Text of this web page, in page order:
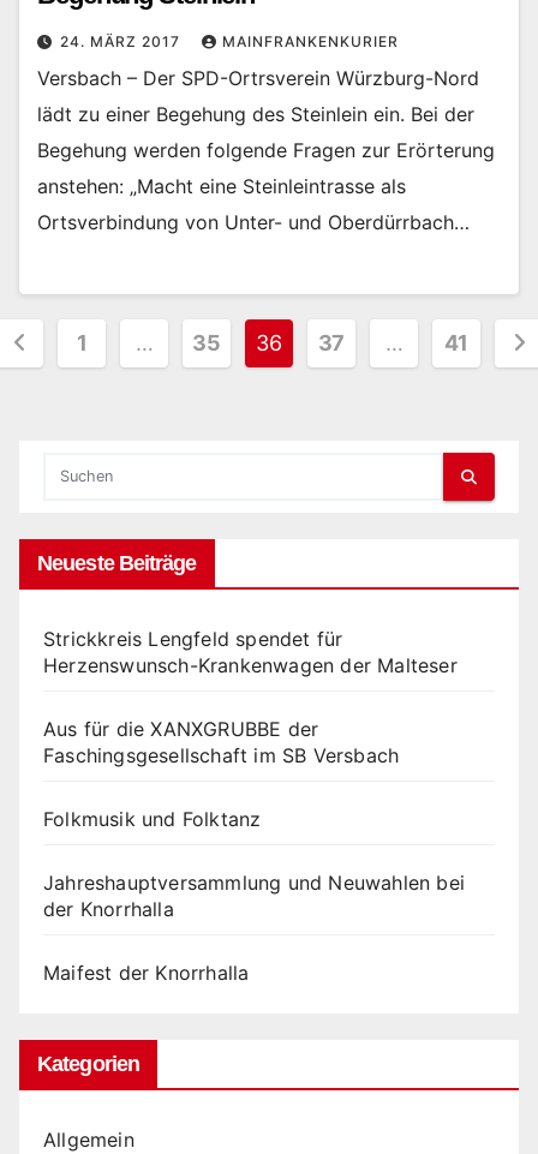
24. MÄRZ 2017 MAINFRANKENKURIER
Versbach – Der SPD-Ortrsverein Würzburg-Nord
lädt zu einer Begehung des Steinlein ein. Bei der
Begehung werden folgende Fragen zur Erörterung
anstehen: „Macht eine Steinleintrasse als
Ortsverbindung von Unter- und Oberdürrbach…
1 … 35 36 37 … 41
Neueste Beiträge
Strickkreis Lengfeld spendet für
Herzenswunsch-Krankenwagen der Malteser
Aus für die XANXGRUBBE der
Faschingsgesellschaft im SB Versbach
Folkmusik und Folktanz
Jahreshauptversammlung und Neuwahlen bei
der Knorrhalla
Maifest der Knorrhalla
Kategorien
Allgemein